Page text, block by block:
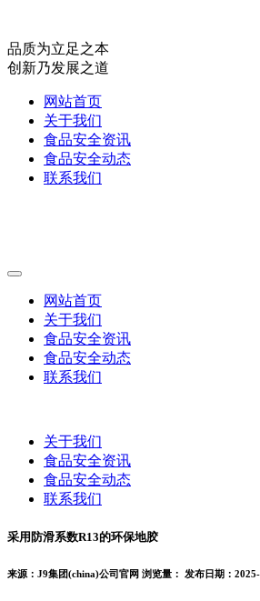
品质为立足之本
创新乃发展之道
网站首页
关于我们
食品安全资讯
食品安全动态
联系我们
网站首页
关于我们
食品安全资讯
食品安全动态
联系我们
关于我们
食品安全资讯
食品安全动态
联系我们
采用防滑系数R13的环保地胶
来源：J9集团(china)公司官网 浏览量： 发布日期：